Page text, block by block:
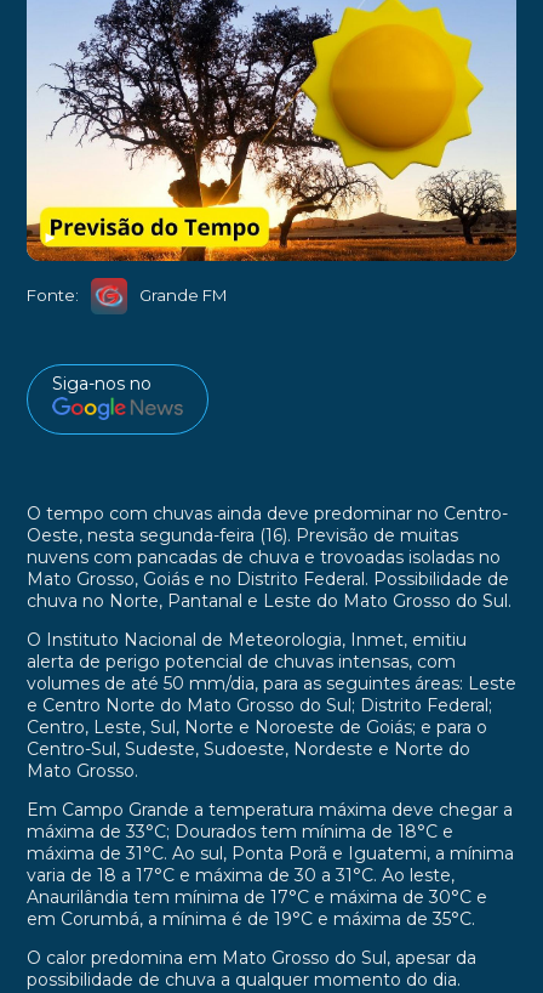
►
Fonte: Grande FM
Siga-nos no
O tempo com chuvas ainda deve predominar no Centro-
Oeste, nesta segunda-feira (16). Previsão de muitas
nuvens com pancadas de chuva e trovoadas isoladas no
Mato Grosso, Goiás e no Distrito Federal. Possibilidade de
chuva no Norte, Pantanal e Leste do Mato Grosso do Sul.
O Instituto Nacional de Meteorologia, Inmet, emitiu
alerta de perigo potencial de chuvas intensas, com
volumes de até 50 mm/dia, para as seguintes áreas: Leste
e Centro Norte do Mato Grosso do Sul; Distrito Federal;
Centro, Leste, Sul, Norte e Noroeste de Goiás; e para o
Centro-Sul, Sudeste, Sudoeste, Nordeste e Norte do
Mato Grosso.
Em Campo Grande a temperatura máxima deve chegar a
máxima de 33°C; Dourados tem mínima de 18°C e
máxima de 31°C. Ao sul, Ponta Porã e Iguatemi, a mínima
varia de 18 a 17°C e máxima de 30 a 31°C. Ao leste,
Anaurilândia tem mínima de 17°C e máxima de 30°C e
em Corumbá, a mínima é de 19°C e máxima de 35°C.
O calor predomina em Mato Grosso do Sul, apesar da
possibilidade de chuva a qualquer momento do dia.